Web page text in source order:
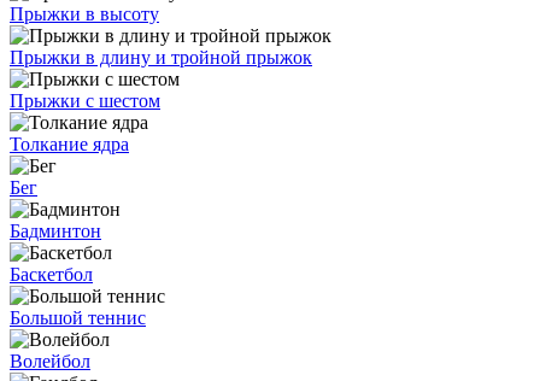
Прыжки в высоту
Прыжки в длину и тройной прыжок
Прыжки с шестом
Толкание ядра
Бег
Бадминтон
Баскетбол
Большой теннис
Волейбол